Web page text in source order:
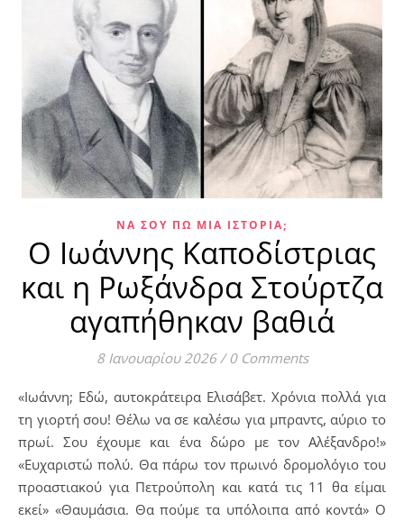
ΝΑ ΣΟΥ ΠΩ ΜΙΑ ΙΣΤΟΡΊΑ;
Ο Ιωάννης Καποδίστριας
και η Ρωξάνδρα Στούρτζα
αγαπήθηκαν βαθιά
8 Ιανουαρίου 2026 / 0 Comments
«Ιωάννη; Εδώ, αυτοκράτειρα Ελισάβετ. Χρόνια πολλά για
τη γιορτή σου! Θέλω να σε καλέσω για μπραντς, αύριο το
πρωί. Σου έχουμε και ένα δώρο με τον Αλέξανδρο!»
«Ευχαριστώ πολύ. Θα πάρω τον πρωινό δρομολόγιο του
προαστιακού για Πετρούπολη και κατά τις 11 θα είμαι
εκεί» «Θαυμάσια. Θα πούμε τα υπόλοιπα από κοντά» Ο